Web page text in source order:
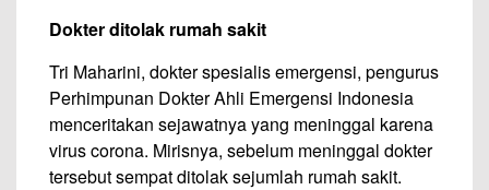
Dokter ditolak rumah sakit
Tri Maharini, dokter spesialis emergensi, pengurus
Perhimpunan Dokter Ahli Emergensi Indonesia
menceritakan sejawatnya yang meninggal karena
virus corona. Mirisnya, sebelum meninggal dokter
tersebut sempat ditolak sejumlah rumah sakit.